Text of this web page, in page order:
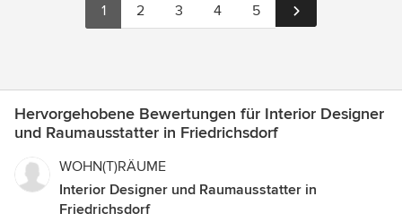
1 2 3 4 5
Hervorgehobene Bewertungen für Interior Designer
und Raumausstatter in Friedrichsdorf
WOHN(T)RÄUME
Interior Designer und Raumausstatter in
Friedrichsdorf